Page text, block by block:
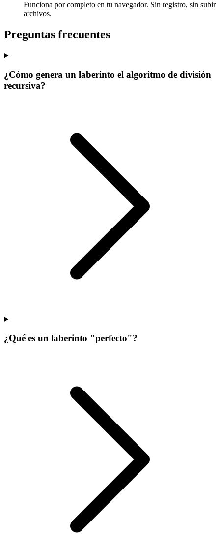
Funciona por completo en tu navegador. Sin registro, sin subir
archivos.
Preguntas frecuentes
¿Cómo genera un laberinto el algoritmo de división
recursiva?
¿Qué es un laberinto "perfecto"?